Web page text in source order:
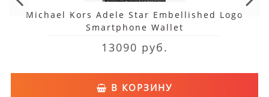
Michael Kors Adele Star Embellished Logo
Smartphone Wallet
13090 руб.
В КОРЗИНУ